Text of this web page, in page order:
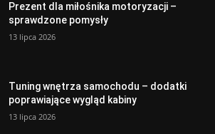
Prezent dla miłośnika motoryzacji –
sprawdzone pomysły
13 lipca 2026
Tuning wnętrza samochodu – dodatki
poprawiające wygląd kabiny
13 lipca 2026